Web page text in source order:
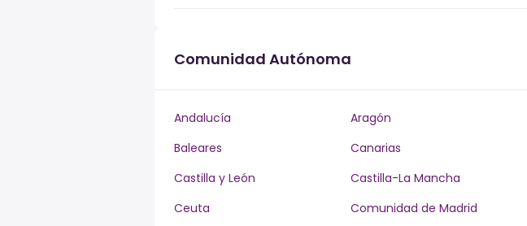
Comunidad Autónoma
Andalucía Aragón
Baleares
Canarias
Castilla y León
Castilla-La Mancha
Ceuta
Comunidad de Madrid